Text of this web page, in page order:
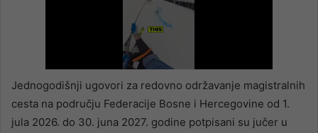
Jednogodišnji ugovori za redovno održavanje magistralnih
cesta na području Federacije Bosne i Hercegovine od 1.
jula 2026. do 30. juna 2027. godine potpisani su jučer u